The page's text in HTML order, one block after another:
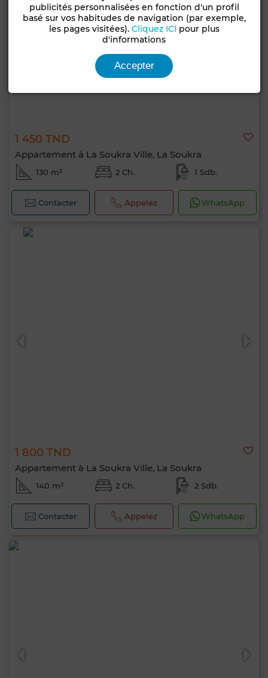
1 450 TND
Appartement à La Soukra Ville, La Soukra
130 m² 2 Ch. 1 Sdb.
Contacter Appelez WhatsApp
1 800 TND
Appartement à La Soukra Ville, La Soukra
140 m² 2 Ch. 2 Sdb.
Contacter Appelez WhatsApp
publicités personnalisées en fonction d'un profil
basé sur vos habitudes de navigation (par exemple,
les pages visitées). Cliquez ICI pour plus
d'informations
Accepter